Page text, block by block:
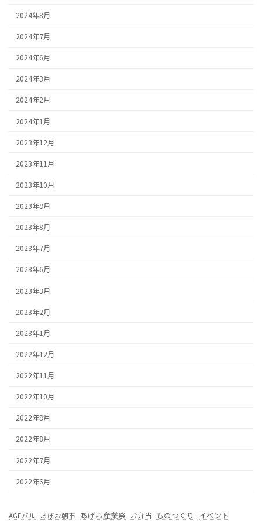
2024年8月
2024年7月
2024年6月
2024年3月
2024年2月
2024年1月
2023年12月
2023年11月
2023年10月
2023年9月
2023年8月
2023年7月
2023年6月
2023年3月
2023年2月
2023年1月
2022年12月
2022年11月
2022年10月
2022年9月
2022年8月
2022年7月
2022年6月
AGEバル あげお朝市 あげお産業祭 お弁当 ものつくり イベント